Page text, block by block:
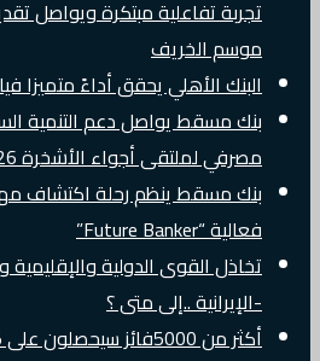
تجربة تفاعلية مبتكرة ويواصل
موسم الخريف
البنك الأهلي يحقق أداءً متميزا
بنك مسقط يواصل دعم التنمية
مصرفي لملتقى أجواء الأشخرة 2026
بنك مسقط ينظم رحلة اكتشاف
فعالية “Future Banker”
تخاذل القوى الدولية والإقليمية
-الإيرانية ..إلى متى ؟